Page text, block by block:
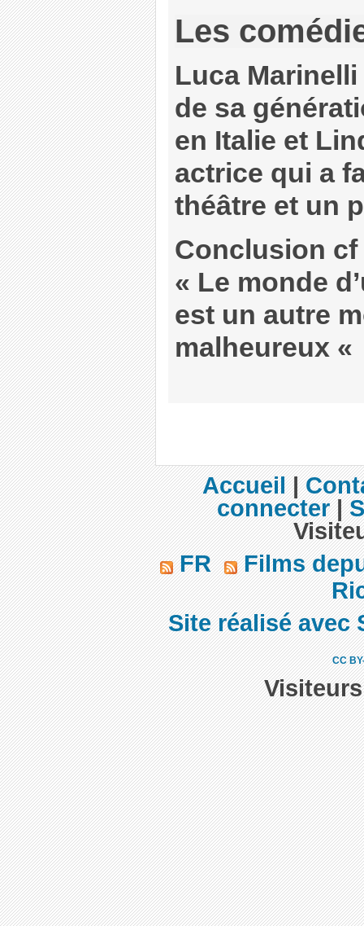
Les
Luca
de sa
en Italie et
actrice qui a
théâtre et un
Conclusion
« Le monde
est un autre
malheureux «
Accueil|
connecter|
FR
Films
Site réalisé avec
CC